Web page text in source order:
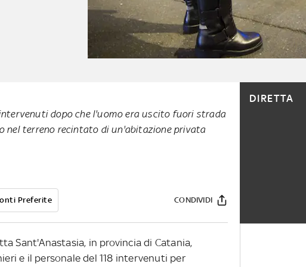
dopo che l'uomo era uscito fuori strada
nel terreno recintato di un'abitazione privata
Preferite CONDIVIDI
Sant'Anastasia, in provincia di Catania,
e il personale del 118 intervenuti per
DIRETTA